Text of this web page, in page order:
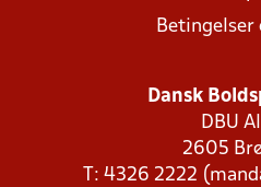
Betingelser
Dansk
DBU
2605
T: 4326 2222